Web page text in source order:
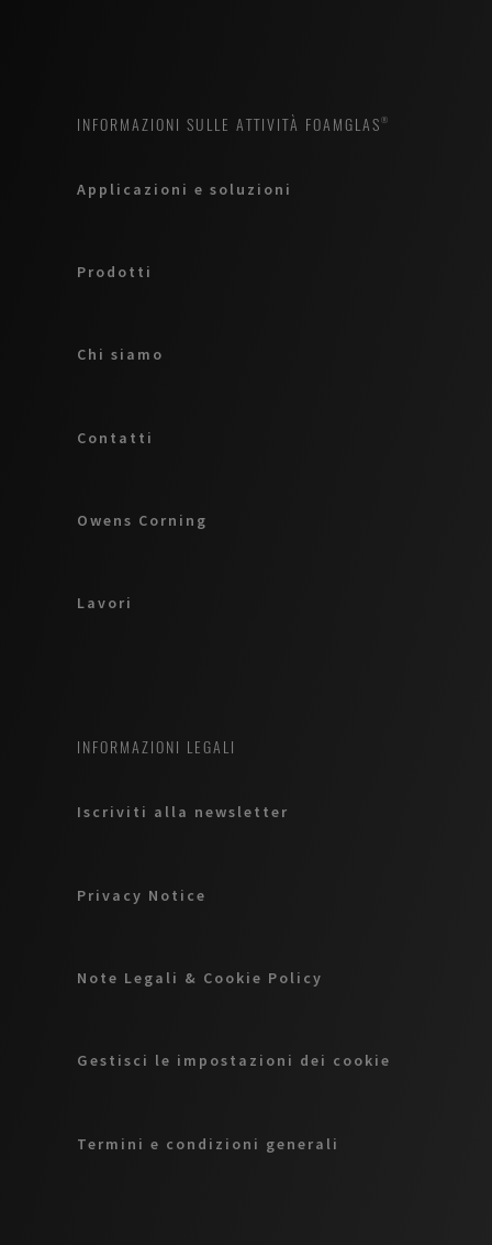
INFORMAZIONI SULLE ATTIVITÀ FOAMGLAS®
Applicazioni e soluzioni
Prodotti
Chi siamo
Contatti
Owens Corning
Lavori
INFORMAZIONI LEGALI
Iscriviti alla newsletter
Privacy Notice
Note Legali & Cookie Policy
Gestisci le impostazioni dei cookie
Termini e condizioni generali